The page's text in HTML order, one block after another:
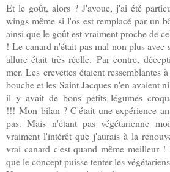
Et le goût, alors ? J'avoue, j'ai été
wings même si l'os est remplacé par un
ainsi que le goût est vraiment proche de
!Le canard n'était pas mal non plus avec
allure était très réelle. Par contre,
mer. Les crevettes étaient
bouche et les Saint Jacques n'en avaient
il y avait de bons petits légumes
!!!Mon bilan ? C'était une expérience
pas. Mais n'étant pas végétarienne
vraiment l'intérêt que j'aurais à la
vrai canard c'est quand même meilleur !
que le concept puisse tenter les